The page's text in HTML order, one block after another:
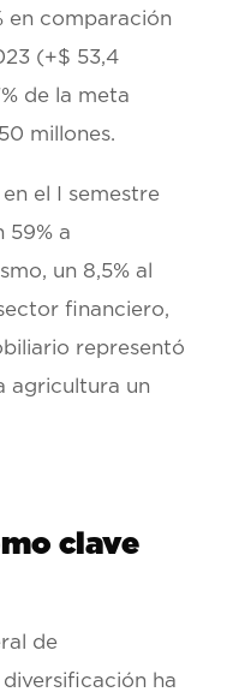
en comparación
(+$ 53,4
de la meta
millones.
el I semestre
59% a
un 8,5% al
financiero,
representó
agricultura un
clave
de
diversificación ha